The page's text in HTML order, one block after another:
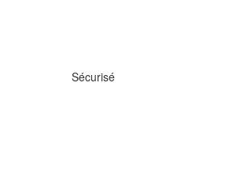
Sécurisé